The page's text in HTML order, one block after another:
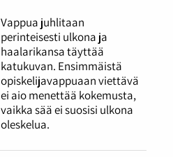
Vappua juhlitaan
perinteisesti ulkona ja
haalarikansa täyttää
katukuvan. Ensimmäistä
opiskelijavappuaan viettävä
ei aio menettää kokemusta,
vaikka sää ei suosisi ulkona
oleskelua.